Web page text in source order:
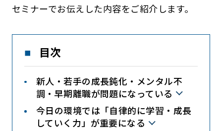
セミナーでお伝えした内容をご紹介します。
目次
新人・若手の成長鈍化・メンタル不
調・早期離職が問題になっている
今日の環境では「自律的に学習・成長
していく力」が重要になる